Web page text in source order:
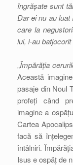
îngrășate sunt
Dar ei nu au
care la
lui, i-au
„Împărăția
Această
pasaje din Noul
profeți când
imagine a
Cartea
facă să
întâlniri.
Isus e ospăț de